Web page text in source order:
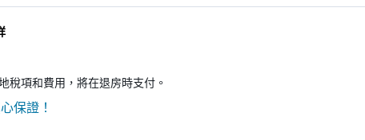
稅項和費用，將在退房時支付。
保證！